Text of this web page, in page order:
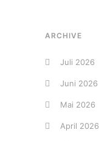
ARCHIVE
Juli 2026
Juni 2026
Mai 2026
April 2026